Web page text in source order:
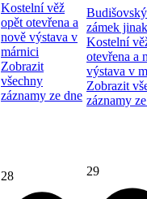
Kostelní věž
opět otevřena a
nově výstava v
márnici
Zobrazit
všechny
záznamy ze dne
Budišovský
zámek jinak
Kostelní
otevřena a
výstava v
Zobrazit
záznamy
28 29